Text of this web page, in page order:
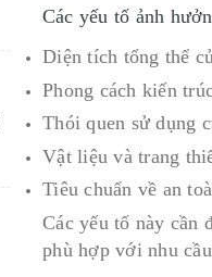
Các yếu tố ảnh
Diện tích tổng thể
Phong cách kiến
Thói quen sử dụng
Vật liệu và trang
Tiêu chuẩn về an
Các yếu tố này cần
phù hợp với nhu